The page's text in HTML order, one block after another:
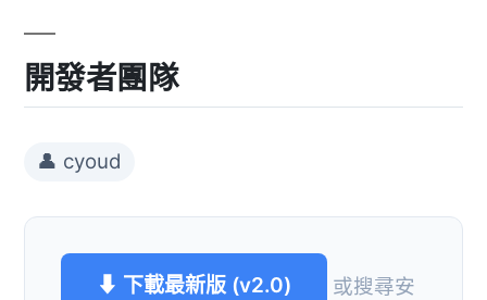
開發者團隊
👤 cyoud
⬇ 下載最新版 (v2.0)
或搜尋安